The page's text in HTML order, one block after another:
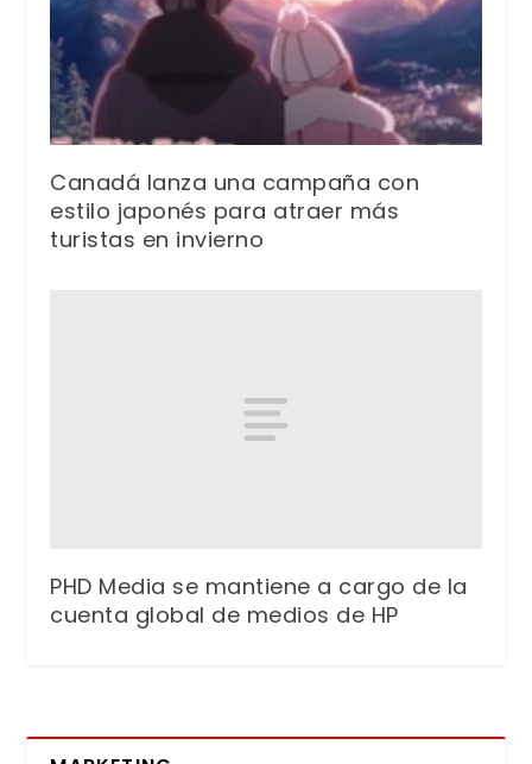
Canadá lanza una campaña con
estilo japonés para atraer más
turistas en invierno
PHD Media se mantiene a cargo de la
cuenta global de medios de HP